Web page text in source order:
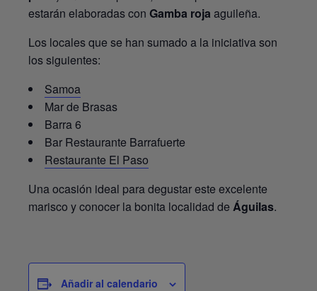
estarán elaboradas con Gamba roja aguileña.
Los locales que se han sumado a la iniciativa son
los siguientes:
Samoa
Mar de Brasas
Barra 6
Bar Restaurante Barrafuerte
Restaurante El Paso
Una ocasión ideal para degustar este excelente
marisco y conocer la bonita localidad de Águilas.
Añadir al calendario